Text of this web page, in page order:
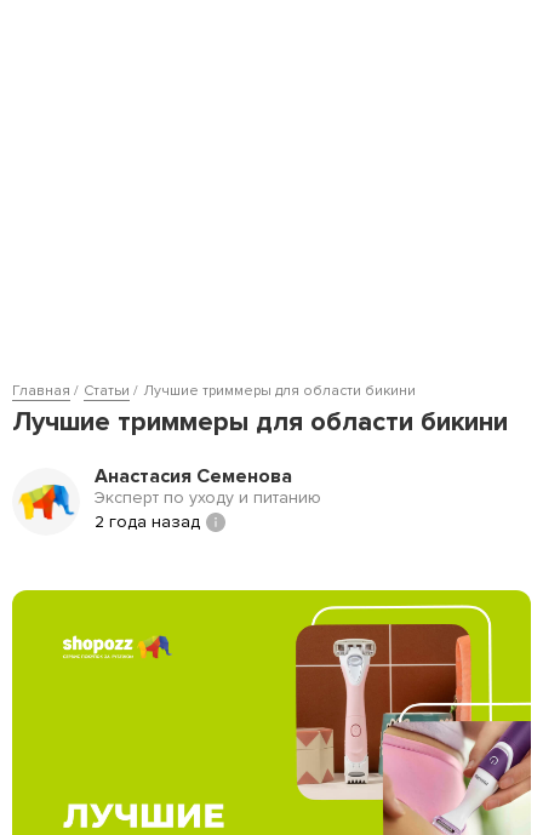
Главная Статьи Лучшие триммеры для области бикини
Лучшие триммеры для области бикини
Анастасия Семенова
Эксперт по уходу и питанию
2 года назад